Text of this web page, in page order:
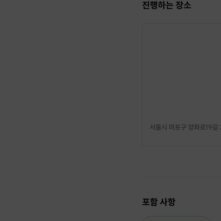
진행하는 장소
서울시 마포구 양화로19
포함 사항